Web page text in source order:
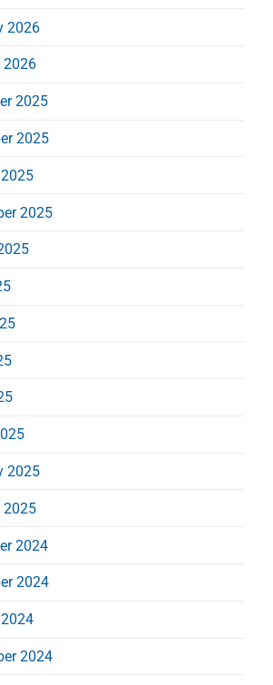
2026
2026
2025
2025
2025
2025
2025
2024
2024
2024